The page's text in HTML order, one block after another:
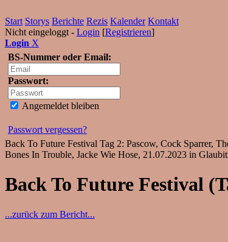
Start Storys Berichte Rezis Kalender Kontakt
Nicht eingeloggt - Login [Registrieren]
Login X
BS-Nummer oder Email:
Passwort:
Angemeldet bleiben
Passwort vergessen?
Back To Future Festival Tag 2: Pascow, Cock Sparrer,
Bones In Trouble, Jacke Wie Hose, 21.07.2023 in
Back To Future Festival
...zurück zum Bericht...